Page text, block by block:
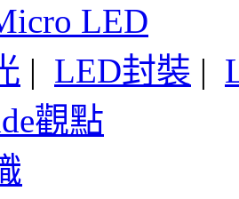
LED
| LED封裝 |
觀點